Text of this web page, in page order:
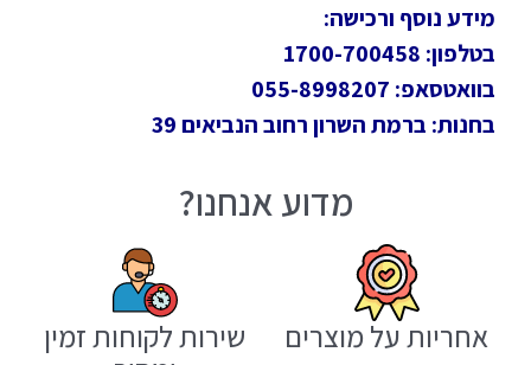
מידע נוסף ורכישה:
בטלפון: 1700-700458
בוואטסאפ: 055-8998207
בחנות: ברמת השרון רחוב הנביאים 39
מדוע אנחנו?
אחריות על מוצרים
שירות לקוחות זמין